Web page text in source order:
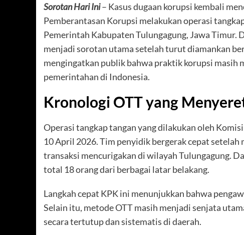
Sorotan Hari Ini– Kasus dugaan korupsi kembali
Pemberantasan Korupsi melakukan operasi
Pemerintah Kabupaten Tulungagung, Jawa Timur.
menjadi sorotan utama setelah turut diamankan
mengingatkan publik bahwa praktik korupsi masih
pemerintahan di Indonesia.
Kronologi OTT yang
Operasi tangkap tangan yang dilakukan oleh
10 April 2026. Tim penyidik bergerak cepat
transaksi mencurigakan di wilayah Tulungagung.
total 18 orang dari berbagai latar belakang.
Langkah cepat KPK ini menunjukkan bahwa
Selain itu, metode OTT masih menjadi senjata
secara tertutup dan sistematis di daerah.